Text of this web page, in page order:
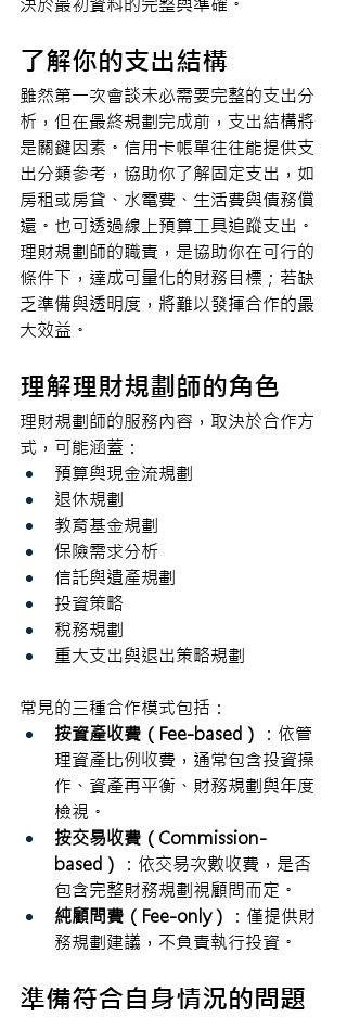
了解你的支出結構
雖然第一次會談未必需要完整的支出分
析，但在最終規劃完成前，支出結構將
是關鍵因素。信用卡帳單往往能提供支
出分類參考，協助你了解固定支出，如
房租或房貸、水電費、生活費與債務償
還。也可透過線上預算工具追蹤支出。
理財規劃師的職責，是協助你在可行的
條件下，達成可量化的財務目標；若缺
乏準備與透明度，將難以發揮合作的最
大效益。
理解理財規劃師的角色
理財規劃師的服務內容，取決於合作方
式，可能涵蓋：
預算與現金流規劃
退休規劃
教育基金規劃
保險需求分析
信託與遺產規劃
投資策略
稅務規劃
重大支出與退出策略規劃
常見的三種合作模式包括：
按資產收費（Fee-based）
：依管
理資產比例收費，通常包含投資操
作、資產再平衡、財務規劃與年度
檢視。
按交易收費（Commission-
based）
：依交易次數收費，是否
包含完整財務規劃視顧問而定。
純顧問費（Fee-only）
：僅提供財
務規劃建議，不負責執行投資。
準備符合自身情況的問題